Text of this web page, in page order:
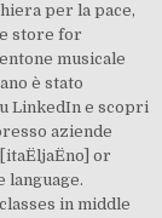
per la pace,
store for
musicale
è stato
LinkedIn e scopri
aziende
or
language.
in middle